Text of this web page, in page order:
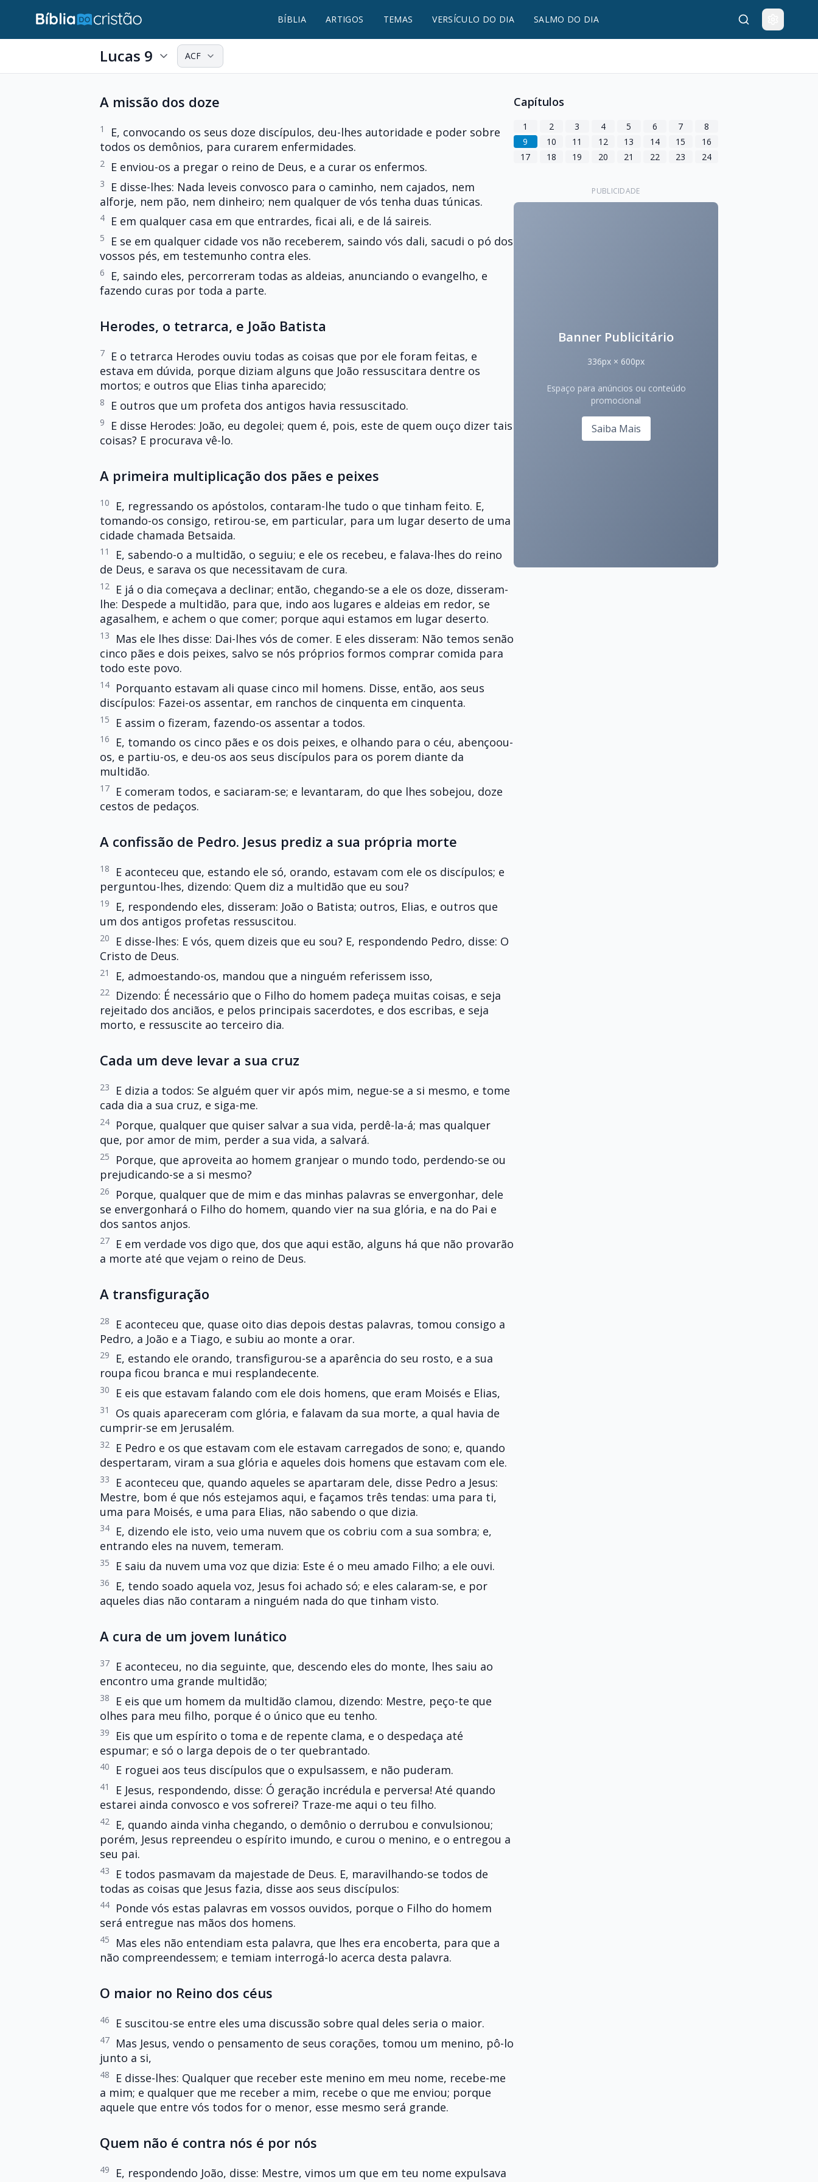
BÍBLIA ARTIGOS TEMAS VERSÍCULO DO DIA SALMO DO DIA
Lucas 9 ACF
A missão dos doze
1
E, convocando os seus doze discípulos, deu-lhes autoridade e poder sobre
todos os demônios, para curarem enfermidades.
2 E enviou-os a pregar o reino de Deus, e a curar os enfermos.
3
E disse-lhes: Nada leveis convosco para o caminho, nem cajados, nem
alforje, nem pão, nem dinheiro; nem qualquer de vós tenha duas túnicas.
4 E em qualquer casa em que entrardes, ficai ali, e de lá saireis.
5
E se em qualquer cidade vos não receberem, saindo vós dali, sacudi o pó dos
vossos pés, em testemunho contra eles.
6
E, saindo eles, percorreram todas as aldeias, anunciando o evangelho, e
fazendo curas por toda a parte.
Herodes, o tetrarca, e João Batista
7
E o tetrarca Herodes ouviu todas as coisas que por ele foram feitas, e
estava em dúvida, porque diziam alguns que João ressuscitara dentre os
mortos; e outros que Elias tinha aparecido;
8 E outros que um profeta dos antigos havia ressuscitado.
9
E disse Herodes: João, eu degolei; quem é, pois, este de quem ouço dizer tais
coisas? E procurava vê-lo.
A primeira multiplicação dos pães e peixes
10
E, regressando os apóstolos, contaram-lhe tudo o que tinham feito. E,
tomando-os consigo, retirou-se, em particular, para um lugar deserto de uma
cidade chamada Betsaida.
11
E, sabendo-o a multidão, o seguiu; e ele os recebeu, e falava-lhes do reino
de Deus, e sarava os que necessitavam de cura.
12
E já o dia começava a declinar; então, chegando-se a ele os doze, disseram-
lhe: Despede a multidão, para que, indo aos lugares e aldeias em redor, se
agasalhem, e achem o que comer; porque aqui estamos em lugar deserto.
13
Mas ele lhes disse: Dai-lhes vós de comer. E eles disseram: Não temos senão
cinco pães e dois peixes, salvo se nós próprios formos comprar comida para
todo este povo.
14
Porquanto estavam ali quase cinco mil homens. Disse, então, aos seus
discípulos: Fazei-os assentar, em ranchos de cinquenta em cinquenta.
15 E assim o fizeram, fazendo-os assentar a todos.
16
E, tomando os cinco pães e os dois peixes, e olhando para o céu, abençoou-
os, e partiu-os, e deu-os aos seus discípulos para os porem diante da
multidão.
17
E comeram todos, e saciaram-se; e levantaram, do que lhes sobejou, doze
cestos de pedaços.
A confissão de Pedro. Jesus prediz a sua própria morte
18
E aconteceu que, estando ele só, orando, estavam com ele os discípulos; e
perguntou-lhes, dizendo: Quem diz a multidão que eu sou?
19
E, respondendo eles, disseram: João o Batista; outros, Elias, e outros que
um dos antigos profetas ressuscitou.
20
E disse-lhes: E vós, quem dizeis que eu sou? E, respondendo Pedro, disse: O
Cristo de Deus.
21 E, admoestando-os, mandou que a ninguém referissem isso,
22
Dizendo: É necessário que o Filho do homem padeça muitas coisas, e seja
rejeitado dos anciãos, e pelos principais sacerdotes, e dos escribas, e seja
morto, e ressuscite ao terceiro dia.
Cada um deve levar a sua cruz
23
E dizia a todos: Se alguém quer vir após mim, negue-se a si mesmo, e tome
cada dia a sua cruz, e siga-me.
24
Porque, qualquer que quiser salvar a sua vida, perdê-la-á; mas qualquer
que, por amor de mim, perder a sua vida, a salvará.
25
Porque, que aproveita ao homem granjear o mundo todo, perdendo-se ou
prejudicando-se a si mesmo?
26
Porque, qualquer que de mim e das minhas palavras se envergonhar, dele
se envergonhará o Filho do homem, quando vier na sua glória, e na do Pai e
dos santos anjos.
27
E em verdade vos digo que, dos que aqui estão, alguns há que não provarão
a morte até que vejam o reino de Deus.
A transfiguração
28
E aconteceu que, quase oito dias depois destas palavras, tomou consigo a
Pedro, a João e a Tiago, e subiu ao monte a orar.
29
E, estando ele orando, transfigurou-se a aparência do seu rosto, e a sua
roupa ficou branca e mui resplandecente.
30 E eis que estavam falando com ele dois homens, que eram Moisés e Elias,
31
Os quais apareceram com glória, e falavam da sua morte, a qual havia de
cumprir-se em Jerusalém.
32
E Pedro e os que estavam com ele estavam carregados de sono; e, quando
despertaram, viram a sua glória e aqueles dois homens que estavam com ele.
33
E aconteceu que, quando aqueles se apartaram dele, disse Pedro a Jesus:
Mestre, bom é que nós estejamos aqui, e façamos três tendas: uma para ti,
uma para Moisés, e uma para Elias, não sabendo o que dizia.
34
E, dizendo ele isto, veio uma nuvem que os cobriu com a sua sombra; e,
entrando eles na nuvem, temeram.
35 E saiu da nuvem uma voz que dizia: Este é o meu amado Filho; a ele ouvi.
36
E, tendo soado aquela voz, Jesus foi achado só; e eles calaram-se, e por
aqueles dias não contaram a ninguém nada do que tinham visto.
A cura de um jovem lunático
37
E aconteceu, no dia seguinte, que, descendo eles do monte, lhes saiu ao
encontro uma grande multidão;
38
E eis que um homem da multidão clamou, dizendo: Mestre, peço-te que
olhes para meu filho, porque é o único que eu tenho.
39
Eis que um espírito o toma e de repente clama, e o despedaça até
espumar; e só o larga depois de o ter quebrantado.
40 E roguei aos teus discípulos que o expulsassem, e não puderam.
41
E Jesus, respondendo, disse: Ó geração incrédula e perversa! Até quando
estarei ainda convosco e vos sofrerei? Traze-me aqui o teu filho.
42
E, quando ainda vinha chegando, o demônio o derrubou e convulsionou;
porém, Jesus repreendeu o espírito imundo, e curou o menino, e o entregou a
seu pai.
43
E todos pasmavam da majestade de Deus. E, maravilhando-se todos de
todas as coisas que Jesus fazia, disse aos seus discípulos:
44
Ponde vós estas palavras em vossos ouvidos, porque o Filho do homem
será entregue nas mãos dos homens.
45
Mas eles não entendiam esta palavra, que lhes era encoberta, para que a
não compreendessem; e temiam interrogá-lo acerca desta palavra.
O maior no Reino dos céus
46 E suscitou-se entre eles uma discussão sobre qual deles seria o maior.
47
Mas Jesus, vendo o pensamento de seus corações, tomou um menino, pô-lo
junto a si,
48
E disse-lhes: Qualquer que receber este menino em meu nome, recebe-me
a mim; e qualquer que me receber a mim, recebe o que me enviou; porque
aquele que entre vós todos for o menor, esse mesmo será grande.
Quem não é contra nós é por nós
49
E, respondendo João, disse: Mestre, vimos um que em teu nome expulsava
Capítulos
1 2 3 4 5 6 7
8
9
10 11 12 13 14 15
16
17
18 19 20 21 22 23 24
PUBLICIDADE
Banner Publicitário
336px × 600px
Espaço para anúncios ou conteúdo
promocional
Saiba Mais